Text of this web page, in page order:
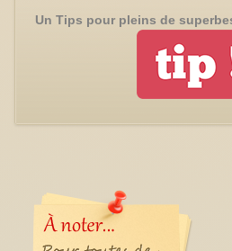
Un Tips pour pleins de